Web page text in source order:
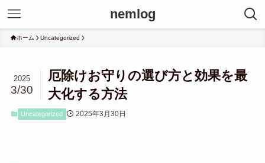
nemlog
ホーム Uncategorized
厄除けお守りの選び方と効果を最
大化する方法
2025
3/30
Uncategorized 2025年3月30日